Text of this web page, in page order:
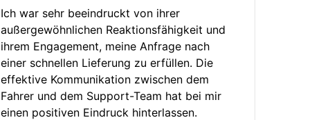
Ich war sehr beeindruckt von ihrer
außergewöhnlichen Reaktionsfähigkeit und
ihrem Engagement, meine Anfrage nach
einer schnellen Lieferung zu erfüllen. Die
effektive Kommunikation zwischen dem
Fahrer und dem Support-Team hat bei mir
einen positiven Eindruck hinterlassen.